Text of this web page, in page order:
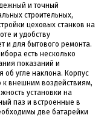
и точный
строительных,
цеховых станков на
и удобству
и для бытового ремонта.
есть несколько
показаний и
об угле наклона. Корпус
к внешним воздействиям,
установки на
паз и встроенные в
две батарейки